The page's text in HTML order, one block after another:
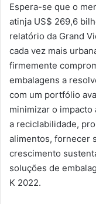
Espera-se que o
atinja US$ 269,6
relatório da Grand
cada vez mais
firmemente
embalagens a
com um portfólio
minimizar o impacto
a reciclabilidade,
alimentos, fornecer
crescimento
soluções de
K 2022.